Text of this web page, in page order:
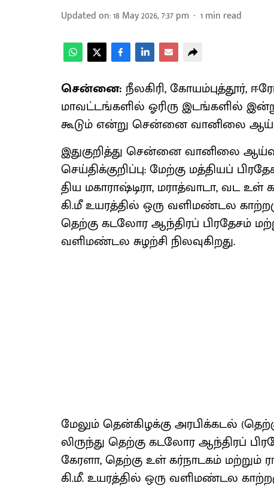
Updated on:18 May 2026, 7:37 pm 1min read
சென்னை: நீல​கிரி, கோயம்​புத்​தூர்,
மாவட்​டங்​களில் ஓரிரு இடங்​களில்
கூடும் என்று சென்னை வானிலை
இதுகுறித்து சென்னை வானிலை
செய்​திக்​குறிப்​பு: மேற்கு மத்​தி​யப்
திய மகா​ராஷ்டி​ரா, மராத்​வா​டா, வட உள்
கி.மீ உயரத்​தில் ஒரு வளிமண்டல
தெற்கு கடலோர ஆந்​திரப் பிரதேசம்
வளிமண்டல சுழற்சி நில​வு​கிறது.
மேலும் தென்​கிழக்கு அரபிக்​கடல்
லிருந்து தெற்கு கடலோர ஆந்​திரப்
கேரளா, தெற்கு உள் கர்​நாடகம் மற்​றும்
கி.மீ. உயரத்​தில் ஒரு வளிமண்டல